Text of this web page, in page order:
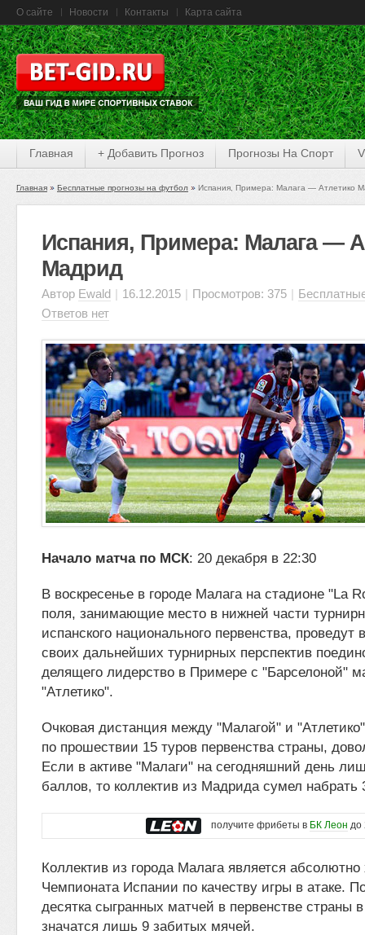
О сайте Новости Контакты Карта сайта
Главная + Добавить Прогноз Прогнозы На Спорт
Главная Бесплатные прогнозы на футбол Испания, Примера: Малага — Атлетико
Испания, Примера: Малага —
Мадрид
Автор Ewald | 16.12.2015 | Просмотров: 375 |
Ответов нет
Начало матча по МСК: 20 декабря в 22:30
В воскресенье в городе Малага на стадионе "La
поля, занимающие место в нижней части
испанского национального первенства, проведут
своих дальнейших турнирных перспектив
делящего лидерство в Примере с "Барселоной"
"Атлетико".
Очковая дистанция между "Малагой" и
по прошествии 15 туров первенства страны,
Если в активе "Малаги" на сегодняшний день
баллов, то коллектив из Мадрида сумел набрать
получите фрибеты в БК Леон до
Коллектив из города Малага является
Чемпионата Испании по качеству игры в атаке.
десятка сыгранных матчей в первенстве страны
значатся лишь 9 забитых мячей.